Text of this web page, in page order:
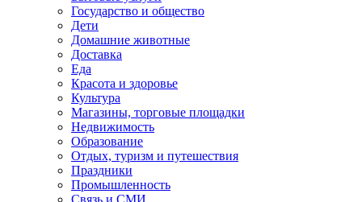
Государство и общество
Дети
Домашние животные
Доставка
Еда
Красота и здоровье
Культура
Магазины, торговые площадки
Недвижимость
Образование
Отдых, туризм и путешествия
Праздники
Промышленность
Связь и СМИ